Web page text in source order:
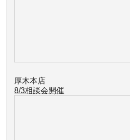
厚木本店
8/3相談会開催